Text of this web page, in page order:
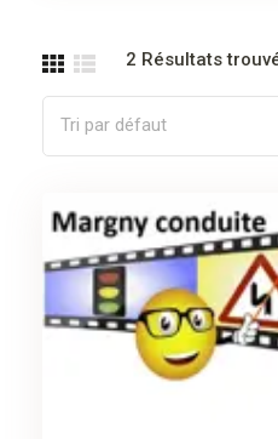
2 Résultats
Tri par défaut